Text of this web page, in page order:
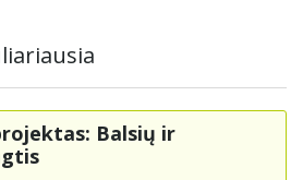
Balsių ir